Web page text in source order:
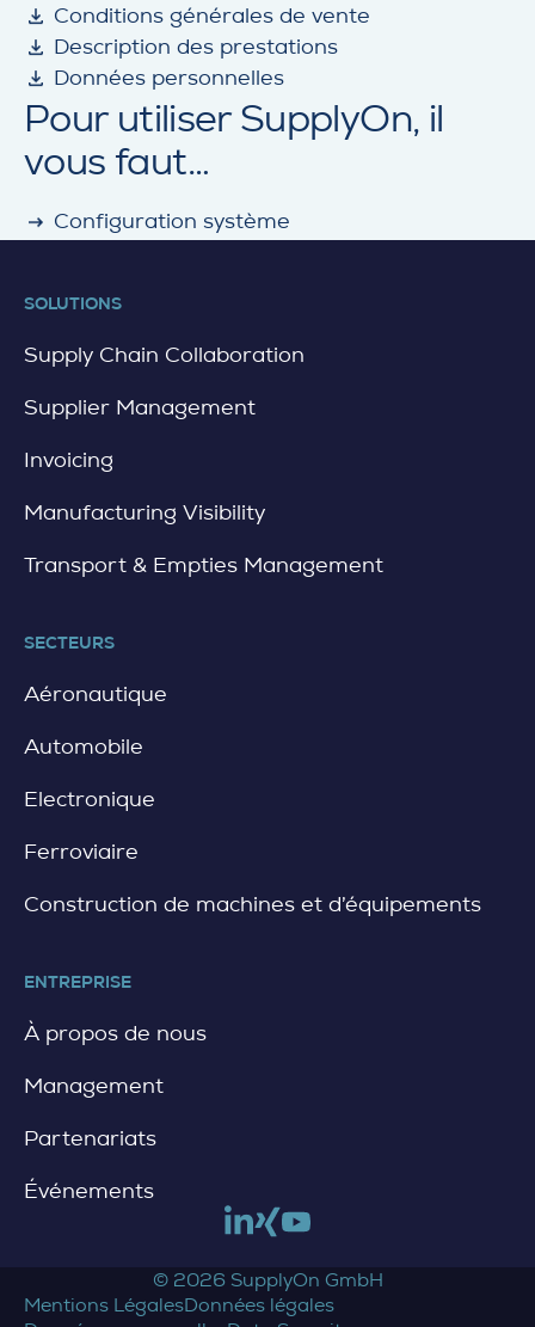
Conditions générales de vente
detail
Description des prestations
detail
Données personnelles
detail
Pour utiliser SupplyOn, il
vous faut…
Configuration système
detail
SOLUTIONS
Supply Chain Collaboration
Supplier Management
Invoicing
Manufacturing Visibility
Transport & Empties Management
SECTEURS
Aéronautique
Automobile
Electronique
Ferroviaire
Construction de machines et d’équipements
ENTREPRISE
À propos de nous
Management
Partenariats
Événements
Link to linkedin
Link to xing
© 2026 SupplyOn GmbH
Mentions LégalesDonnées légales